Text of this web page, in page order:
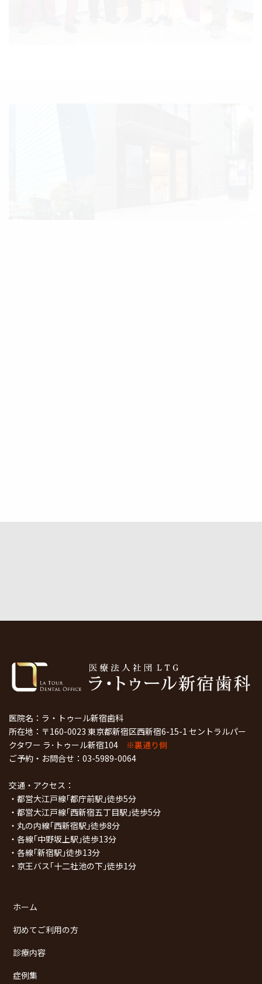
医院名：ラ・トゥール新宿歯科
所在地：〒160-0023 東京都新宿区西新宿6-15-1 セントラルパー
クタワー ラ･トゥール新宿104 ※裏通り側
ご予約・お問合せ： 03-5989-0064
交通・アクセス：
・都営大江戸線｢都庁前駅｣徒歩5分
・都営大江戸線｢西新宿五丁目駅｣徒歩5分
・丸の内線｢西新宿駅｣徒歩8分
・各線｢中野坂上駅｣徒歩13分
・各線｢新宿駅｣徒歩13分
・京王バス｢十二社池の下｣徒歩1分
ホーム
初めてご利用の方
診療内容
症例集